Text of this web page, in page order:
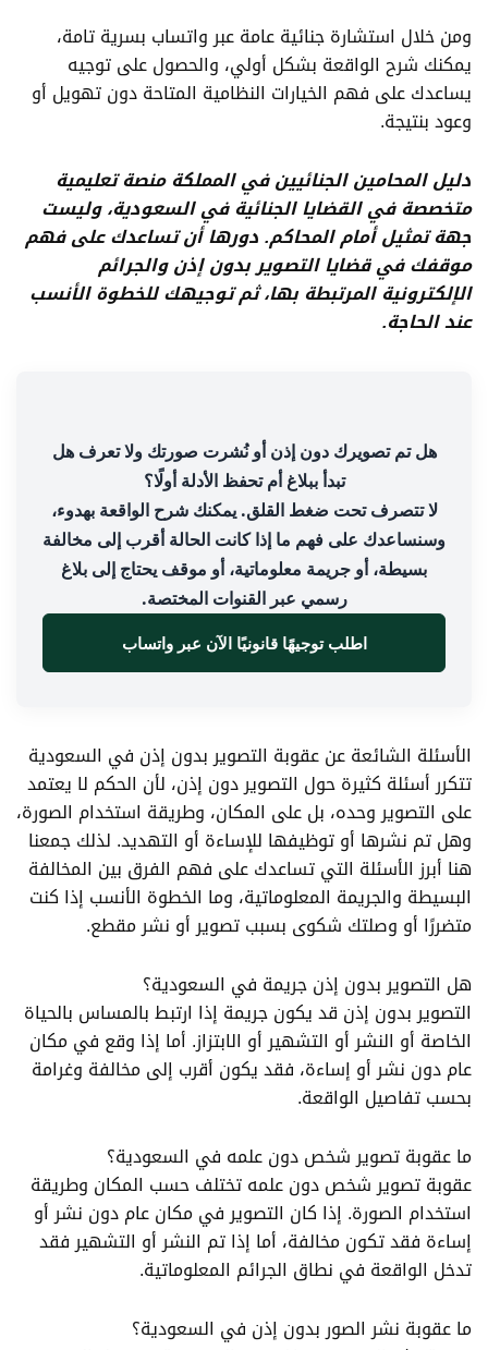
ومن خلال استشارة جنائية عامة عبر واتساب بسرية تامة،
يمكنك شرح الواقعة بشكل أولي، والحصول على توجيه
يساعدك على فهم الخيارات النظامية المتاحة دون تهويل أو
وعود بنتيجة.
دليل المحامين الجنائيين في المملكة منصة تعليمية
متخصصة في القضايا الجنائية في السعودية، وليست
جهة تمثيل أمام المحاكم. دورها أن تساعدك على فهم
موقفك في قضايا التصوير بدون إذن والجرائم
الإلكترونية المرتبطة بها، ثم توجيهك للخطوة الأنسب
عند الحاجة.
هل تم تصويرك دون إذن أو نُشرت صورتك ولا تعرف هل
تبدأ ببلاغ أم تحفظ الأدلة أولًا؟
لا تتصرف تحت ضغط القلق. يمكنك شرح الواقعة بهدوء،
وسنساعدك على فهم ما إذا كانت الحالة أقرب إلى مخالفة
بسيطة، أو جريمة معلوماتية، أو موقف يحتاج إلى بلاغ
رسمي عبر القنوات المختصة.
اطلب توجيهًا قانونيًا الآن عبر واتساب
الأسئلة الشائعة عن عقوبة التصوير بدون إذن في السعودية
تتكرر أسئلة كثيرة حول التصوير دون إذن، لأن الحكم لا يعتمد
على التصوير وحده، بل على المكان، وطريقة استخدام الصورة،
وهل تم نشرها أو توظيفها للإساءة أو التهديد. لذلك جمعنا
هنا أبرز الأسئلة التي تساعدك على فهم الفرق بين المخالفة
البسيطة والجريمة المعلوماتية، وما الخطوة الأنسب إذا كنت
متضررًا أو وصلتك شكوى بسبب تصوير أو نشر مقطع.
هل التصوير بدون إذن جريمة في السعودية؟
التصوير بدون إذن قد يكون جريمة إذا ارتبط بالمساس بالحياة
الخاصة أو النشر أو التشهير أو الابتزاز. أما إذا وقع في مكان
عام دون نشر أو إساءة، فقد يكون أقرب إلى مخالفة وغرامة
بحسب تفاصيل الواقعة.
ما عقوبة تصوير شخص دون علمه في السعودية؟
عقوبة تصوير شخص دون علمه تختلف حسب المكان وطريقة
استخدام الصورة. إذا كان التصوير في مكان عام دون نشر أو
إساءة فقد تكون مخالفة، أما إذا تم النشر أو التشهير فقد
تدخل الواقعة في نطاق الجرائم المعلوماتية.
ما عقوبة نشر الصور بدون إذن في السعودية؟